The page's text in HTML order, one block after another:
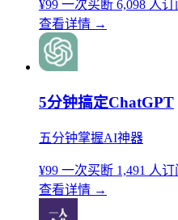
¥99 一次买断 6,098 人订
查看详情 →
5分钟搞定ChatGPT
五分钟掌握AI神器
¥99 一次买断 1,491 人订
查看详情 →